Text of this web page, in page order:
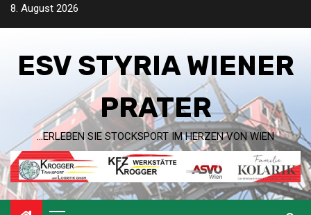
Skip8. August 2026
ESV STYRIA WIENER
PRATER
…ERLEBEN SIE STOCKSPORT IM HERZEN VON WIEN